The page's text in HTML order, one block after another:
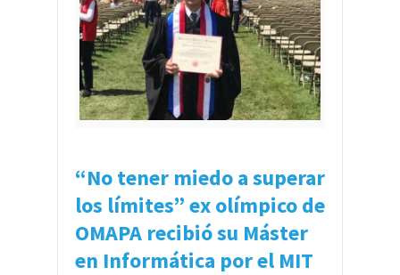
“No tener miedo a superar
los límites” ex olímpico de
OMAPA recibió su Máster
en Informática por el MIT